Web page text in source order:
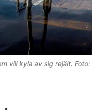
vill kyla av sig rejält. Foto: